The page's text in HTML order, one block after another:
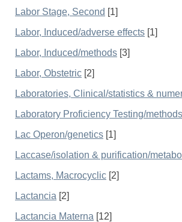
Labor Stage, Second [1]
Labor, Induced/adverse effects [1]
Labor, Induced/methods [3]
Labor, Obstetric [2]
Laboratories, Clinical/statistics &
Laboratory Proficiency Testing/methods
Lac Operon/genetics [1]
Laccase/isolation & purification/
Lactams, Macrocyclic [2]
Lactancia [2]
Lactancia Materna [12]